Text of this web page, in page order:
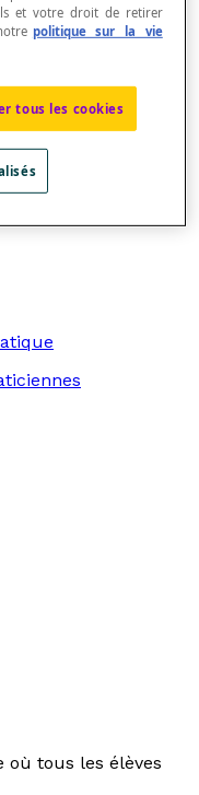
des
prédire des
analogues.
tous les élèves
et votre droit de retirer
politique sur la vie
tous les cookies